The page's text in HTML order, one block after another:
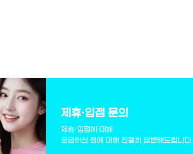
제휴·입점 문의
제휴·입점에 대해
궁금하신 점에 대해 친절히 답변해드립니다.